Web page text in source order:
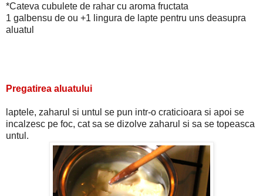
*Cateva cubulete de rahar cu aroma fructata
1 galbensu de ou +1 lingura de lapte pentru uns deasupra
aluatul
Pregatirea aluatului
laptele, zaharul si untul se pun intr-o craticioara si apoi se
incalzesc pe foc, cat sa se dizolve zaharul si sa se topeasca
untul.